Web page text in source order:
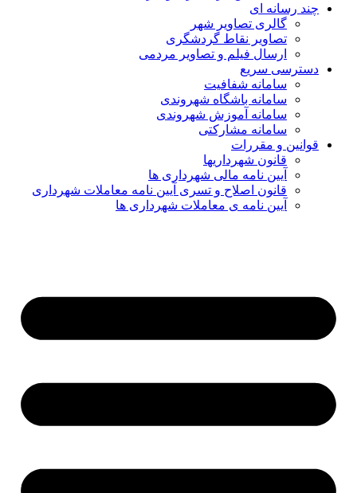
چند رسانه ای
گالری تصاویر شهر
تصاویر نقاط گردشگری
ارسال فیلم و تصاویر مردمی
دسترسی سریع
سامانه شفافیت
سامانه باشگاه شهروندی
سامانه آموزش شهروندی
سامانه مشارکتی
قوانین و مقررات
قانون شهرداریها
آیین نامه مالی شهرداری ها
قانون اصلاح و تسری آیین نامه معاملات شهرداری
آیین نامه ی معاملات شهرداری ها